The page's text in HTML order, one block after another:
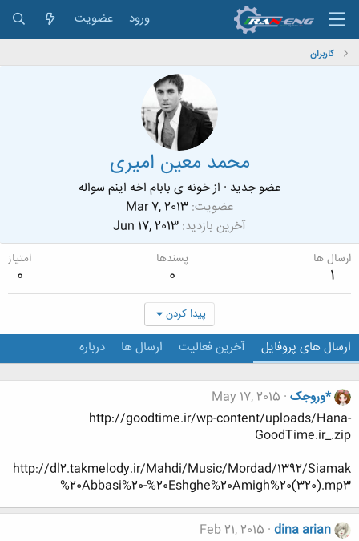
ورود عضویت
کاربران
محمد معین امیری
عضو جدید · ازخونه ی بابام اخه اینم سواله
عضویت Mar 7, 2013
آخرین بازدید Jun 17, 2013
ارسال ها
1
پسندها
0
امتیاز
0
پیدا کردن
ارسال های پروفایل آخرین فعالیت ارسال ها درباره
*وروجک May 17, 2015
http://goodtime.ir/wp-content/uploads/Hana-
GoodTime.ir_.zip
http://dl2.takmelody.ir/Mahdi/Music/Mordad/1392/Siamak
%20Abbasi%20-%20Eshghe%20Amigh%20(320).mp3
dina arian
Feb 21, 2015